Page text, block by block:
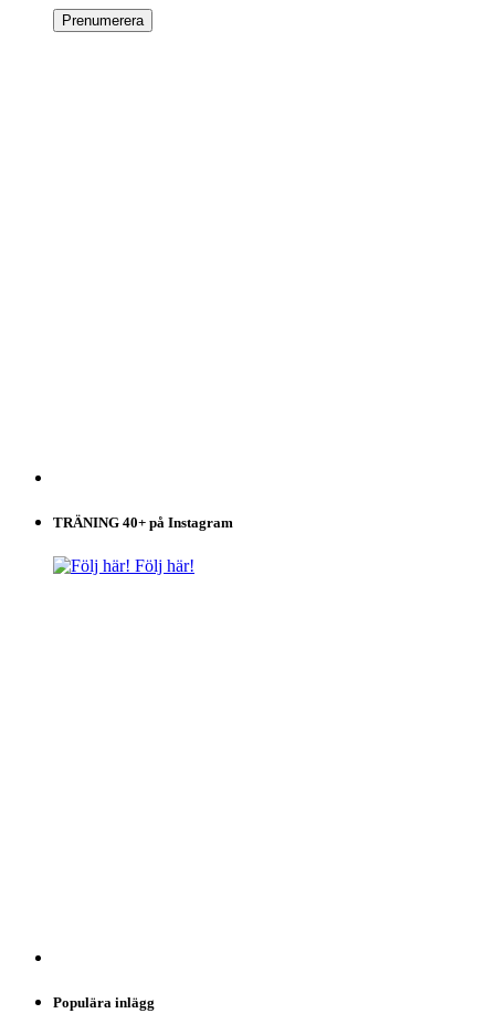
TRÄNING 40+ på Instagram
Följ här!
Populära inlägg